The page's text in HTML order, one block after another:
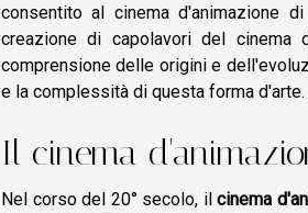
consentito al cinema d'animazione
creazione di capolavori del cinema
comprensione delle origini e
e la complessità di questa forma d'arte.
Il cinema
Nel corso del 20° secolo, ilcinema